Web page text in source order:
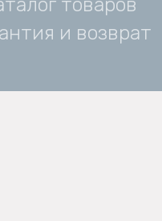
и возврат